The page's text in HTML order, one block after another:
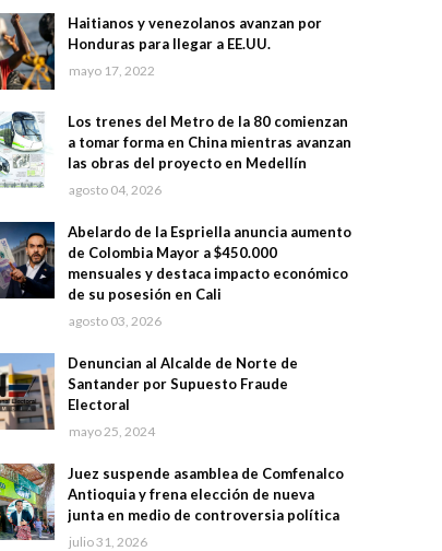
Haitianos y venezolanos avanzan por
Honduras para llegar a EE.UU.
mayo 17, 2022
Los trenes del Metro de la 80 comienzan
a tomar forma en China mientras avanzan
las obras del proyecto en Medellín
agosto 04, 2026
Abelardo de la Espriella anuncia aumento
de Colombia Mayor a $450.000
mensuales y destaca impacto económico
de su posesión en Cali
agosto 03, 2026
Denuncian al Alcalde de Norte de
Santander por Supuesto Fraude
Electoral
mayo 25, 2024
Juez suspende asamblea de Comfenalco
Antioquia y frena elección de nueva
junta en medio de controversia política
julio 31, 2026